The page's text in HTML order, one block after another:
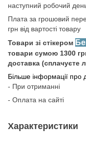
наступний робочий
Плата за грошовий
грн від вартості товару
Товари зі стікером
товари сумою 1300
доставка (сплачуєте
Більше інформації про
- При отриманні
- Оплата на сайті
Характеристики